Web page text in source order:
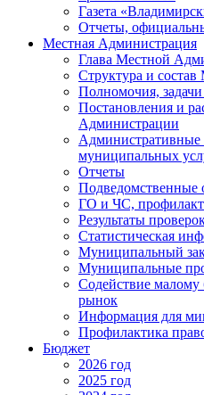
Газета
Отчеты,
Местная Администрация
Глава Местной
Структура и
Полномочия,
Постановления и
Администрации
Административные
муниципальных
Отчеты
Подведомственные
ГО и ЧС,
Результаты
Статистическая
Муниципальный
Муниципальные
Содействие малому
рынок
Информация для
Профилактика
Бюджет
2026 год
2025 год